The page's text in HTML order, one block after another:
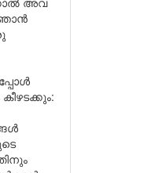
ഞാൻ